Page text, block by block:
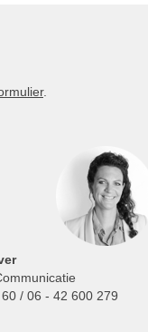
.
/ 06 - 42 600 279